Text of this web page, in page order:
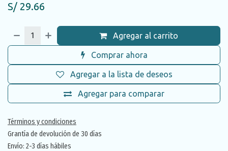
S/ 29.66
Agregar al carrito
Comprar ahora
Agregar para comparar
Agregar a la lista de deseos
Términos y condiciones
Grantía de devolución de 30 días
Envío: 2-3 días hábiles